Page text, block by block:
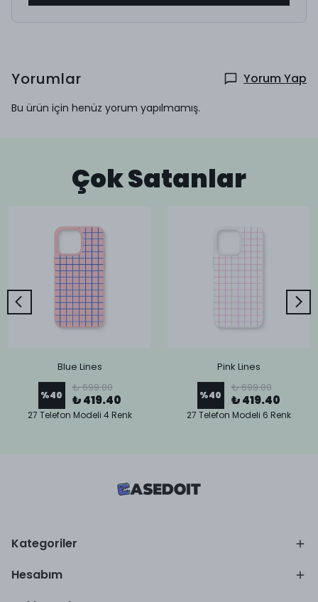
Yorumlar Yorum Yap
Bu ürün için henüz yorum yapılmamış.
Çok Satanlar
Blue Lines
%40
₺ 699.00
₺ 419.40
27 Telefon Modeli 4 Renk
Pink Lines
%40
₺ 699.00
₺ 419.40
27 Telefon Modeli 6 Renk
Kategoriler
Hesabım